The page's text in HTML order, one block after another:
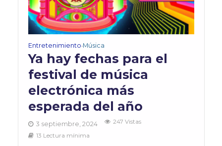
Entretenimiento•Música
Ya hay fechas para el
festival de música
electrónica más
esperada del año
3 septiembre, 2024
247 Vistas
13 Lectura mínima